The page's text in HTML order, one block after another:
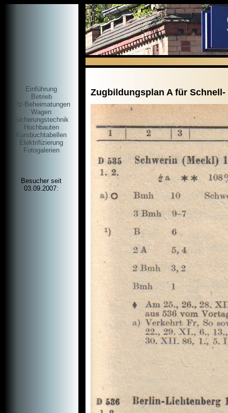
Einführung
Betrieb
Tfz-Beheimatungen
Wagen
Sicherungstechnik
Hochbauten
Kursbuchtabellen
Elektrifizierung
Fotogalerien
Besucher seit
03.09.2007:
Zugbildungsplan A für